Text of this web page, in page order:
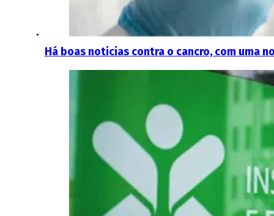
Há boas noticias contra o cancro, com uma